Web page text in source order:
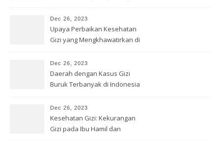
Dec 26, 2023
Upaya Perbaikan Kesehatan
Gizi yang Mengkhawatirkan di
Dec 26, 2023
Daerah dengan Kasus Gizi
Buruk Terbanyak di Indonesia
Dec 26, 2023
Kesehatan Gizi: Kekurangan
Gizi pada Ibu Hamil dan